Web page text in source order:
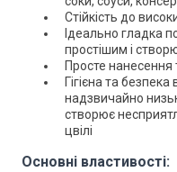
Стійкість до
Ідеально гладка
простішим і
Просте нанесення
Гігієна та
надзвичайно
створює
цвілі
Основні властивості: